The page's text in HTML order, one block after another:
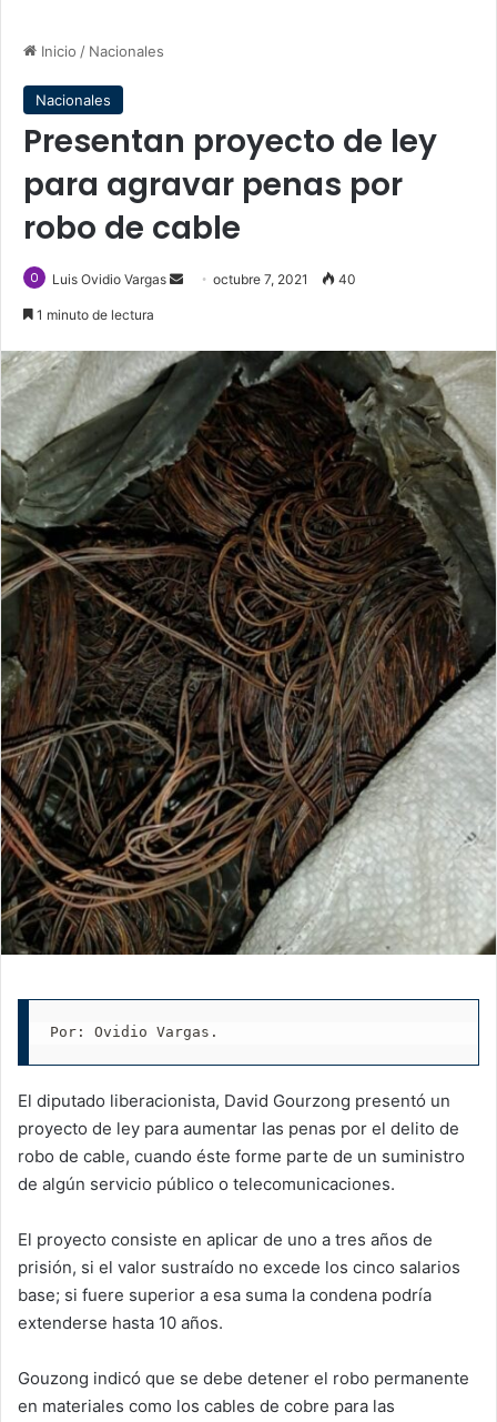
Inicio / Nacionales
Nacionales
Presentan proyecto de ley
para agravar penas por
robo de cable
Luis Ovidio Vargas
Sendoctubre 7, 2021 40
1 minuto de lectura
Por: Ovidio Vargas.
El diputado liberacionista, David Gourzong presentó un
proyecto de ley para aumentar las penas por el delito de
robo de cable, cuando éste forme parte de un suministro
de algún servicio público o telecomunicaciones.
El proyecto consiste en aplicar de uno a tres años de
prisión, si el valor sustraído no excede los cinco salarios
base; si fuere superior a esa suma la condena podría
extenderse hasta 10 años.
Gouzong indicó que se debe detener el robo permanente
en materiales como los cables de cobre para las